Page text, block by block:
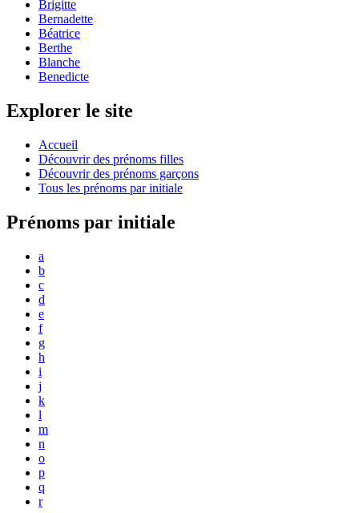
Brigitte
Bernadette
Béatrice
Berthe
Blanche
Benedicte
Explorer le site
Accueil
Découvrir des prénoms filles
Découvrir des prénoms garçons
Tous les prénoms par initiale
Prénoms par initiale
a
b
c
d
e
f
g
h
i
j
k
l
m
n
o
p
q
r